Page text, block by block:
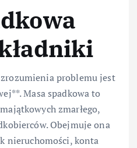
problemu jest
Masa spadkowa to
zmarłego,
Obejmuje ona
nieruchomości, konta